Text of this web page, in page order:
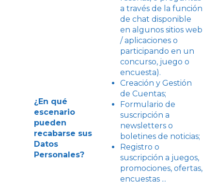
a través de la función
de chat disponible
en algunos sitios web
/ aplicaciones o
participando en un
concurso, juego o
encuesta).
¿En qué
escenario
pueden
recabarse sus
Datos
Personales?
Creación y Gestión
de Cuentas;
Formulario de
suscripción a
newsletters o
boletines de noticias;
Registro o
suscripción a juegos,
promociones, ofertas,
encuestas ...